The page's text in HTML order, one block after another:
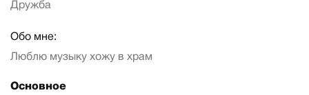
Дружба
Обо мне:
Люблю музыку хожу в храм
Основное